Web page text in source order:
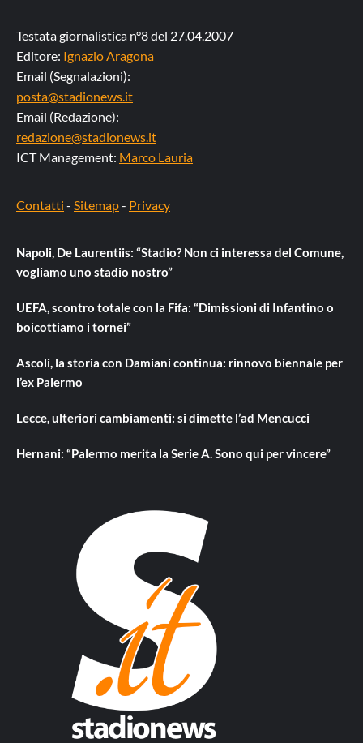
Testata giornalistica n°8 del 27.04.2007
Editore: Ignazio Aragona
Email (Segnalazioni):
posta@stadionews.it
Email (Redazione):
redazione@stadionews.it
ICT Management: Marco Lauria
Contatti - Sitemap- Privacy
Napoli, De Laurentiis: “Stadio? Non ci interessa del Comune,
vogliamo uno stadio nostro”
UEFA, scontro totale con la Fifa: “Dimissioni di Infantino o
boicottiamo i tornei”
Ascoli, la storia con Damiani continua: rinnovo biennale per
l’ex Palermo
Lecce, ulteriori cambiamenti: si dimette l’ad Mencucci
Hernani: “Palermo merita la Serie A. Sono qui per vincere”